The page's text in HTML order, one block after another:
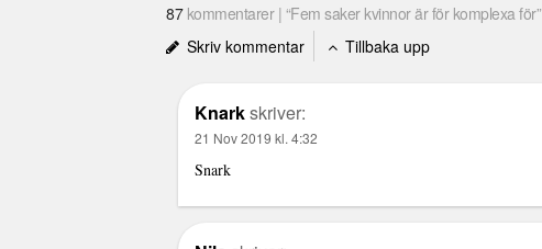
87kommentarer | “Fem saker kvinnor är för komplexa för”
Skriv kommentar
Tillbaka upp
Knarkskriver:
21 Nov 2019 kl. 4:32
Snark